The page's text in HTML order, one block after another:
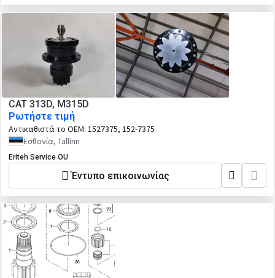
CAT 313D, M315D
Ρωτήστε τιμή
Αντικαθιστά το OEM: 1527375, 152-7375
Εσθονία, Tallinn
Eriteh Service OU
Έντυπο επικοινωνίας